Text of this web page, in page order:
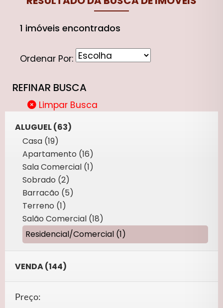
1 imóveis encontrados
Ordenar Por:
REFINAR BUSCA
Limpar Busca
ALUGUEL (63)
Casa (19)
Apartamento (16)
Sala Comercial (1)
Sobrado (2)
Barracão (5)
Terreno (1)
Salão Comercial (18)
Residencial/Comercial (1)
VENDA (144)
Preço: